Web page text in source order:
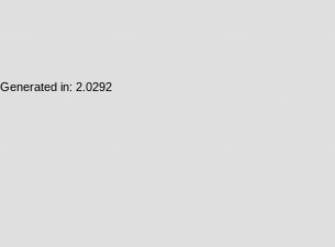
Generated in: 2.0292